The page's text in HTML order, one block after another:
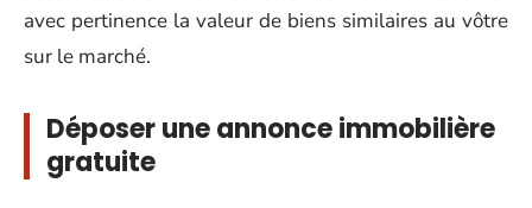
avec pertinence la valeur de biens similaires au vôtre
sur le marché.
Déposer une annonce immobilière
gratuite